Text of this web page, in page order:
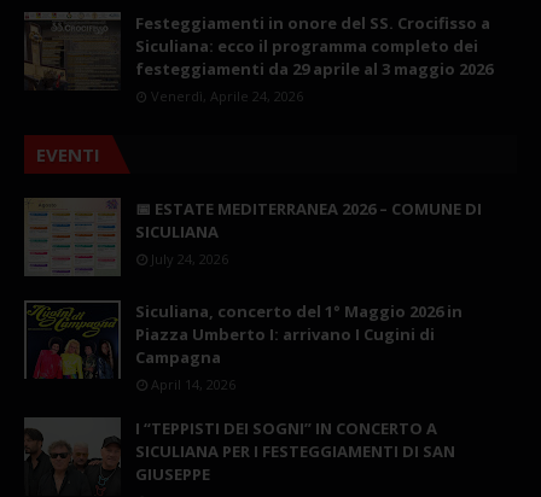
Festeggiamenti in onore del SS. Crocifisso a
Siculiana: ecco il programma completo dei
festeggiamenti da 29 aprile al 3 maggio 2026
Venerdì, Aprile 24, 2026
EVENTI
📅 ESTATE MEDITERRANEA 2026 – COMUNE DI
SICULIANA
July 24, 2026
Siculiana, concerto del 1° Maggio 2026 in
Piazza Umberto I: arrivano I Cugini di
Campagna
April 14, 2026
I “TEPPISTI DEI SOGNI” IN CONCERTO A
SICULIANA PER I FESTEGGIAMENTI DI SAN
GIUSEPPE